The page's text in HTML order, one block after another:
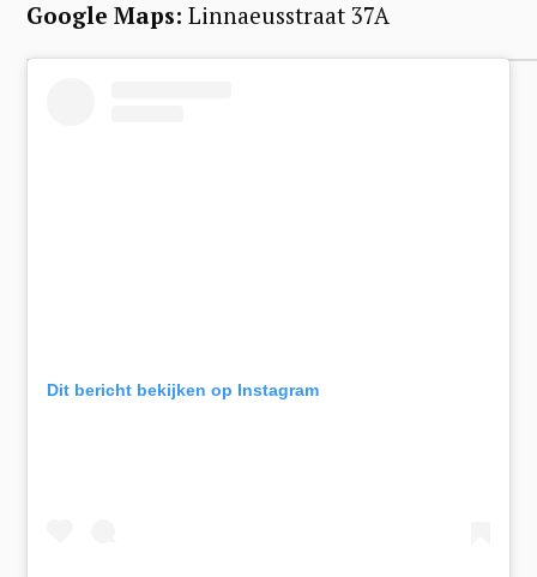
Google Maps: Linnaeusstraat 37A
Dit bericht bekijken op Instagram